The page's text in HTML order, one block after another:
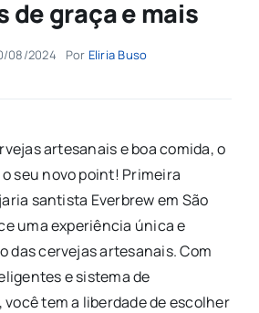
de graça e mais
08/2024 Por Eliria Buso
artesanais e boa comida, o
seu novo point! Primeira
santista Everbrew em São
uma experiência única e
das cervejas artesanais. Com
e sistema de
tem a liberdade de escolher